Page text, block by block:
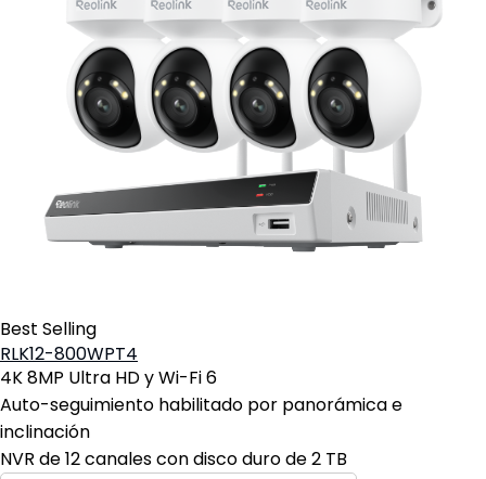
Best Selling
RLK12-800WPT4
4K 8MP Ultra HD y Wi-Fi 6
Auto-seguimiento habilitado por panorámica e
inclinación
NVR de 12 canales con disco duro de 2 TB